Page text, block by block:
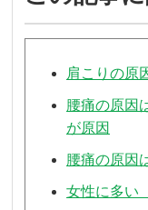
肩こりの原
腰痛の原因
が原因
腰痛の原因
女性に多い